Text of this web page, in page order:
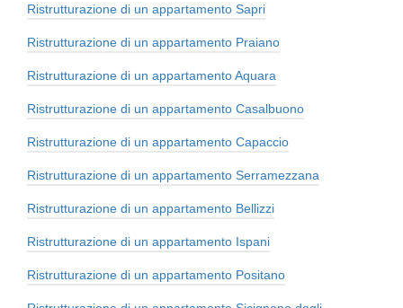
Ristrutturazione di un appartamento Sapri
Ristrutturazione di un appartamento Praiano
Ristrutturazione di un appartamento Aquara
Ristrutturazione di un appartamento Casalbuono
Ristrutturazione di un appartamento Capaccio
Ristrutturazione di un appartamento Serramezzana
Ristrutturazione di un appartamento Bellizzi
Ristrutturazione di un appartamento Ispani
Ristrutturazione di un appartamento Positano